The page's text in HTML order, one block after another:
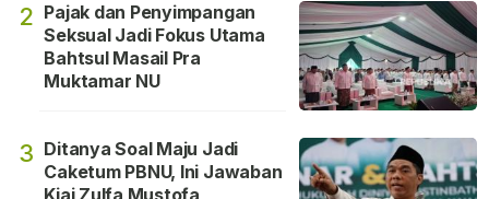
2 Pajak dan Penyimpangan
Seksual Jadi Fokus Utama
Bahtsul Masail Pra
Muktamar NU
3 Ditanya Soal Maju Jadi
Caketum PBNU, Ini Jawaban